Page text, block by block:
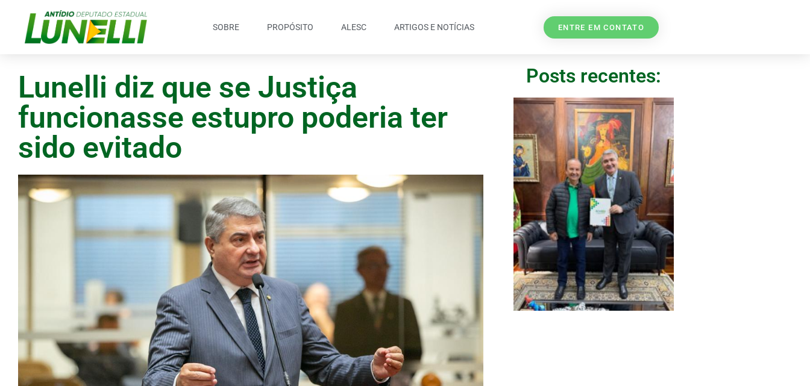
SOBRE PROPÓSITO ALESC ARTIGOS E NOTÍCIAS ENTRE EM CONTATO
Lunelli diz que se Justiça
funcionasse estupro poderia ter
sido evitado
Posts recentes: